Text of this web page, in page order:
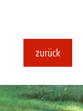
zurück